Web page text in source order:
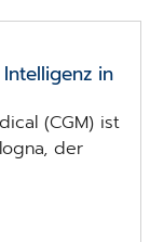
in
(CGM) ist
der